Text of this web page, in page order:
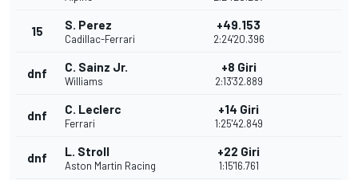
15 S. Perez
Cadillac-Ferrari
+49.153
2:24'20.396
dnf C. Sainz Jr.
Williams
+8 Giri
2:13'32.889
dnf C. Leclerc
Ferrari
+14 Giri
1:25'42.849
dnf L. Stroll
Aston Martin Racing
+22 Giri
1:15'16.761